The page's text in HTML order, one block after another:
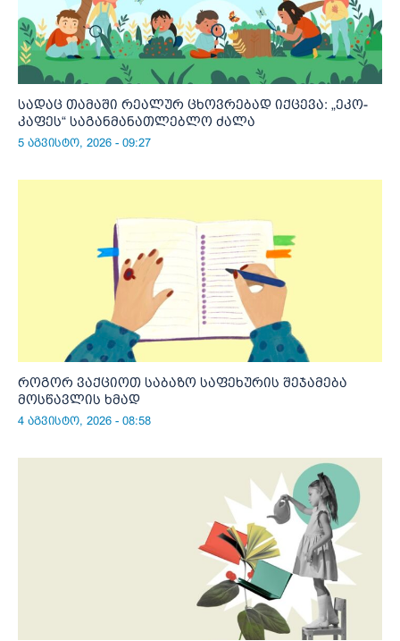
სადაც თამაში რეალურ ცხოვრებად იქცევა: „ეკო-
კაფეს“ საგანმანათლებლო ძალა
5 აგვისტო, 2026 - 09:27
როგორ ვაქციოთ საბაზო საფეხურის შეჯამება
მოსწავლის ხმად
4 აგვისტო, 2026 - 08:58